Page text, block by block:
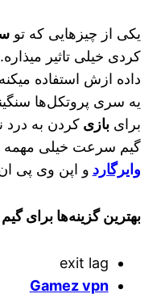
یکی از چیزهایی که تو
کردی خیلی تاثیر
داده ازش استفاده
یه سری پروتکل‌ها
برایبازیکردن به درد
گیم سرعت خیلی مهمه
وایرگارد و اپن وی پی
بهترین گزینه‌ها برای گیم
exit lag
Gamez vpn